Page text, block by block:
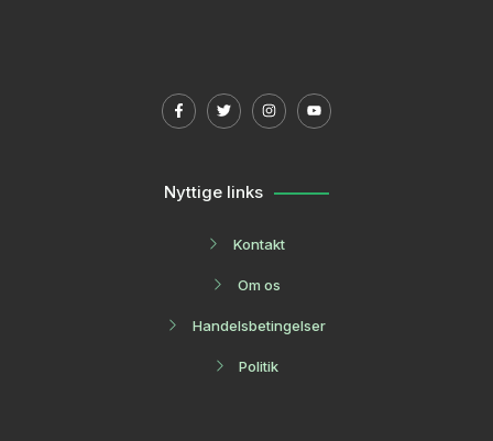
Nyttige links
Kontakt
Om os
Handelsbetingelser
Politik